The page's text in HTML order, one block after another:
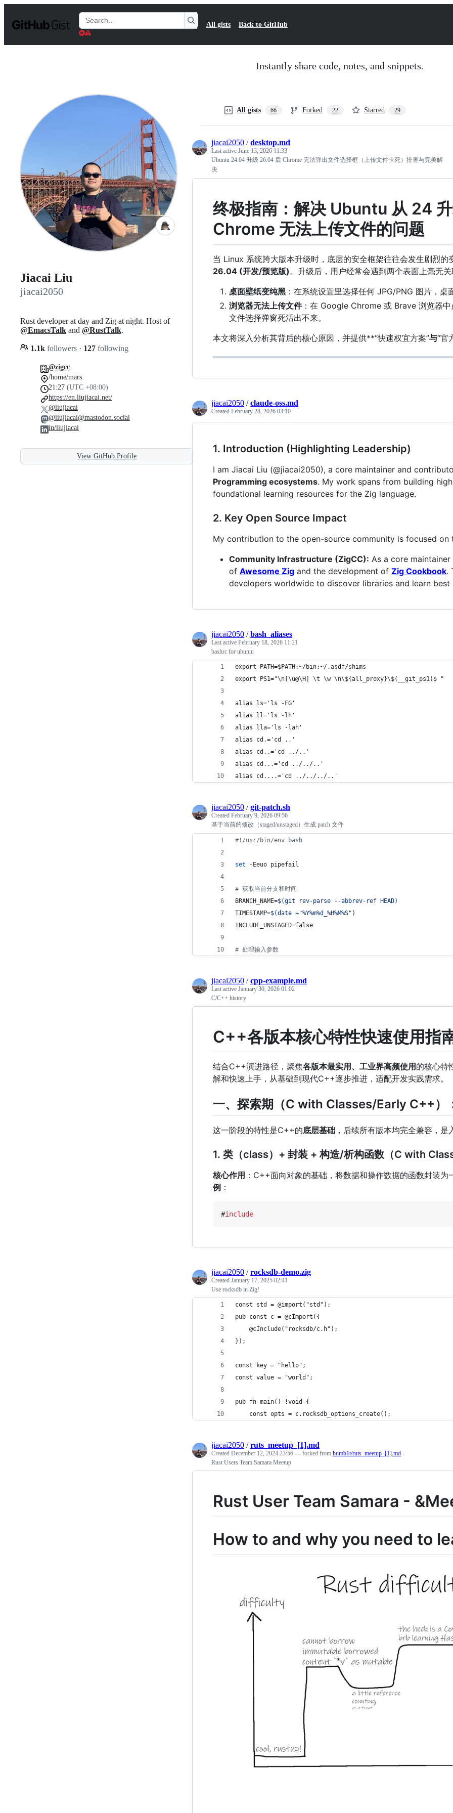
t
Search
Gists
All gists Back to GitHub
Instantly share code, notes, and snippets.
Jiacai Liu
jiacai2050
Rust developer at day and Zig at night. Host of
@EmacsTalk and @RustTalk.
1.1k followers · 127 following
@zigcc
/home/mars
21:27 (UTC +08:00)
https://en.liujiacai.net/
@liujiacai
@liujiacai@mastodon.social
in/liujiacai
View GitHub Profile
All gists 66 Forked 22 Starred 29
jiacai2050 /desktop.md
Last active June 13, 2026 11:33
Ubuntu 24.04 升级 26.04 后 Chrome 无法弹出文件选择框（上传文件卡死）排查与完美解
决
终极指南：解决 Ubuntu 从 24
Chrome 无法上传文件的问题
当 Linux 系统跨大版本升级时，底层的安全框架往往会发生剧烈的
26.04 (开发/预览版) 。升级后，用户经常会遇到两个表面上毫无
桌面壁纸变纯黑 ：在系统设置里选择任何 JPG/PNG 图片，桌
浏览器无法上传文件：在 Google Chrome 或 Brave 浏览器中
文件选择弹窗死活出不来。
本文将深入分析其背后的核心原因，并提供**“快速权宜方案”与“官
jiacai2050 /claude-oss.md
Created February 28, 2026 03:10
1. Introduction (Highlighting Leadership)
I am Jiacai Liu (@jiacai2050), a core maintainer and
Programming ecosystems. My work spans from building
foundational learning resources for the Zig language.
2. Key Open Source Impact
My contribution to the open-source community is focused on
Community Infrastructure (ZigCC): As a core
of Awesome Zig and the development of Zig Cookbook.
developers worldwide to discover libraries and learn
jiacai2050 /bash_aliases
Last active February 18, 2026 11:21
bashrc for ubuntu
export PATH=$PATH:~/bin:~/.asdf/shims
export PS1="\n[\u@\H] \t \w \n\${all_proxy}\$(__git_ps1)$ "
alias ls='ls -FG'
alias ll='ls -lh'
alias lla='ls -lah'
alias cd.='cd ..'
alias cd..='cd ../..'
alias cd...='cd ../../..'
alias cd....='cd ../../../..'
jiacai2050 /git-patch.sh
Created February 9, 2026 09:56
基于当前的修改（staged/unstaged）生成 patch 文件
#! /usr/bin/env bash
set -Eeuo pipefail
# 获取当前分支和时间
BRANCH_NAME=$(git rev-parse --abbrev-ref HEAD)
TIMESTAMP=$(date +"%Y%m%d_%H%M%S" )
INCLUDE_UNSTAGED=false
# 处理输入参数
jiacai2050 /cpp-example.md
Last active January 30, 2026 01:02
C/C++ history
C++各版本核心特性快速使用指
结合C++演进路径，聚焦各版本最实用、工业界高频使用 的核心特
解和快速上手，从基础到现代C++逐步推进，适配开发实践需求。
一、探索期（C with Classes/Early C++）
这一阶段的特性是C++的底层基础 ，后续所有版本均完全兼容，是
1. 类（class）+ 封装 + 构造/析构函数（C with
核心作用 ：C++面向对象的基础，将数据和操作数据的函数封装
例 ：
#include
jiacai2050 /rocksdb-demo.zig
Created January 17, 2025 02:41
Use rocksdb in Zig!
const std = @import("std");
pub const c = @cImport({
    @cInclude("rocksdb/c.h");
});
const key = "hello";
const value = "world";
pub fn main() !void {
    const opts = c.rocksdb_options_create();
jiacai2050 /ruts_meetup_[1].md
Created December 12, 2024 23:56 — forked from humb1t/ruts_meetup_[1].md
Rust Users Team Samara Meetup
Rust User Team Samara -
How to and why you need to